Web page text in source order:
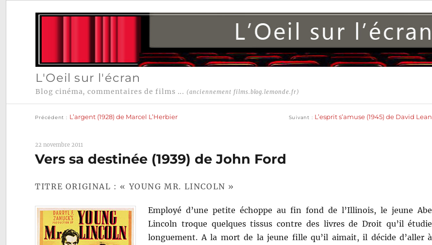
L'Oeil sur l'écran
Blog cinéma, commentaires de films ... (anciennement films.blog.lemonde.fr)
Navigation
l’article
Précédent L’argent (1928) de Marcel L’Herbier Suivant L’esprit s’amuse (1945) de David Lean
22 novembre 2011
Vers sa destinée (1939) de John Ford
TITRE ORIGINAL : « YOUNG MR. LINCOLN »
Employé d’une petite échoppe au fin fond de l’Illinois, le jeune Abe
Lincoln troque quelques tissus contre des livres de Droit qu’il étudie
longuement. A la mort de la jeune fille qu’il aimait, il décide d’aller à